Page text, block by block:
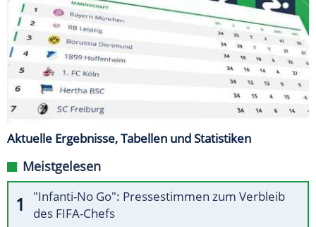
Aktuelle Ergebnisse, Tabellen und Statistiken
Meistgelesen
"Infanti-No Go": Pressestimmen zum Verbleib
des FIFA-Chefs